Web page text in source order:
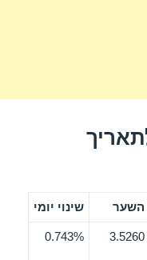
השער שינוי יומי
3.5260
0.743%